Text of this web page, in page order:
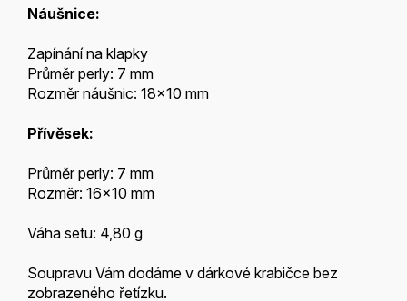
Náušnice:
Zapínání na klapky
Průměr perly: 7 mm
Rozměr náušnic: 18x10 mm
Přívěsek:
Průměr perly: 7 mm
Rozměr: 16x10 mm
Váha setu: 4,80 g
Soupravu Vám dodáme v dárkové krabičce bez
zobrazeného řetízku.